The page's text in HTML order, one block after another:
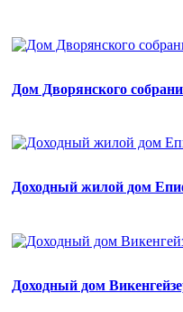
Дом Дворянского
Доходный жилой дом
Доходный дом